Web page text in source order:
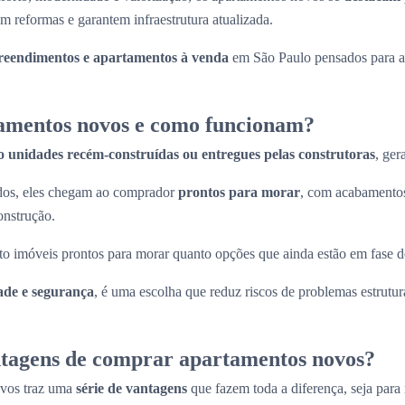
reformas e garantem infraestrutura atualizada.
e apartamentos à venda em São Paulo pensados para
novos e como funcionam?
unidades recém-construídas ou entregues pelas construtoras,
eles chegam ao compradorprontos para morar, com
imóveis prontos para morar quanto opções que ainda estão em fase
e segurança, é uma escolha que reduz riscos de problemas
de comprar apartamentos novos?
traz uma série de vantagens que fazem toda a diferença, seja